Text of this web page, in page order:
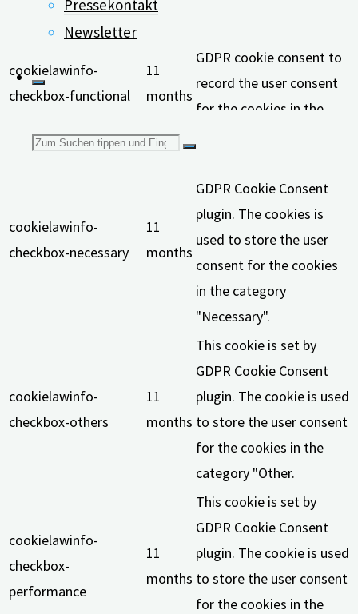
Pressekontakt
Newsletter
Suchen
cookielawinfo-
checkbox-functional
11
months
GDPR cookie consent to
record the user consent
for the cookies in the
cookielawinfo-
checkbox-necessary
11
months
GDPR Cookie Consent
plugin. The cookies is
used to store the user
consent for the cookies
in the category
"Necessary".
cookielawinfo-
checkbox-others
11
months
This cookie is set by
GDPR Cookie Consent
plugin. The cookie is used
to store the user consent
for the cookies in the
category "Other.
cookielawinfo-
checkbox-
performance
11
months
This cookie is set by
GDPR Cookie Consent
plugin. The cookie is used
to store the user consent
for the cookies in the